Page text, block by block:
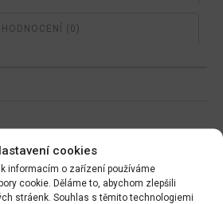
cookies
informacím o zařízení používáme
cookie. Děláme to, abychom zlepšili
stráenk. Souhlas s těmito technologiemi
HODNOCENÍ (0)